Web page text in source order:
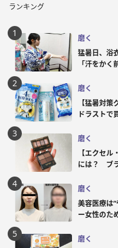
ランキング
磨く
猛暑日、浴
「汗をかく
磨く
【猛暑対
ドラストで
磨く
【エクセ
には？ ブ
磨く
美容医療は
ー女性のた
磨く